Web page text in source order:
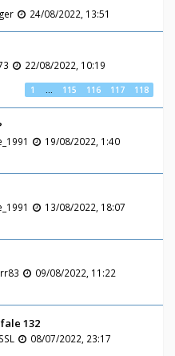
24/08/2022, 13:51
22/08/2022, 10:19
1 … 115 116 117 118
19/08/2022, 1:40
13/08/2022, 18:07
09/08/2022, 11:22
132
08/07/2022, 23:17